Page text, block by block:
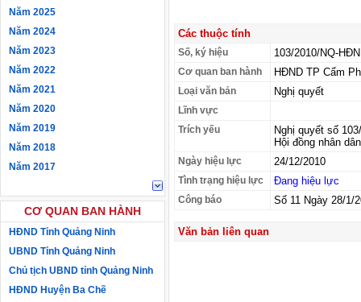
34/2016/NĐ-CP ngày 14/05/2016
của Chính phủ)
Năm 2025
Năm 2024
Năm 2023
Năm 2022
Năm 2021
Năm 2020
Năm 2019
Năm 2018
Năm 2017
CƠ QUAN BAN HÀNH
HĐND Tỉnh Quảng Ninh
UBND Tỉnh Quảng Ninh
Chủ tịch UBND tỉnh Quảng Ninh
HĐND Huyện Ba Chẽ
Các thuộc tính
Số, ký hiệu 103/2010/NQ-
Cơ quan ban hành HĐND TP Cẩm
Loại văn bản Nghị quyết
Lĩnh vực
Trích yếu
Nghị quyết số
Hội đồng nhân
Ngày hiệu lực 24/12/2010
Tình trạng hiệu lực Đang hiệu lực
Công báo Số 11 Ngày 28/1/
Văn bản liên quan